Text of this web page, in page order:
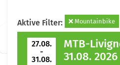
Aktive Filter: Mountainbike
27.08.
-
31.08.
MTB-
31.08. 2026